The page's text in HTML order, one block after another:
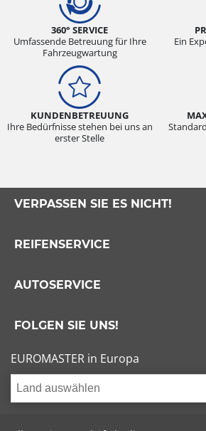
360° SERVICE
Umfassende Betreuung für Ihre
Fahrzeugwartung
Ein
KUNDENBETREUUNG
Ihre Bedürfnisse stehen bei uns an
erster Stelle
VERPASSEN SIE ES NICHT!
REIFENSERVICE
AUTOSERVICE
FOLGEN SIE UNS!
EUROMASTER in Europa
Land auswählen